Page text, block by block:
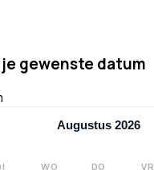
gewenste datum
Augustus 2026
WO DO VR